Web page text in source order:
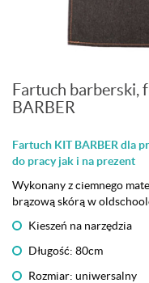
Fartuch barberski,
BARBER
Fartuch KIT BARBER dla
do pracy jak i na prezent
Wykonany z ciemnego
brązową skórą w
Kieszeń na narzędzia
Długość: 80cm
Rozmiar: uniwersalny